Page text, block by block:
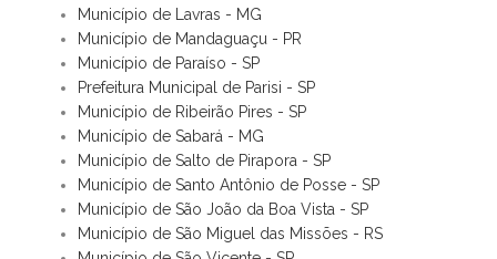
Município de Lavras - MG
Município de Mandaguaçu - PR
Município de Paraíso - SP
Prefeitura Municipal de Parisi - SP
Município de Ribeirão Pires - SP
Município de Sabará - MG
Município de Salto de Pirapora - SP
Município de Santo Antônio de Posse - SP
Município de São João da Boa Vista - SP
Município de São Miguel das Missões - RS